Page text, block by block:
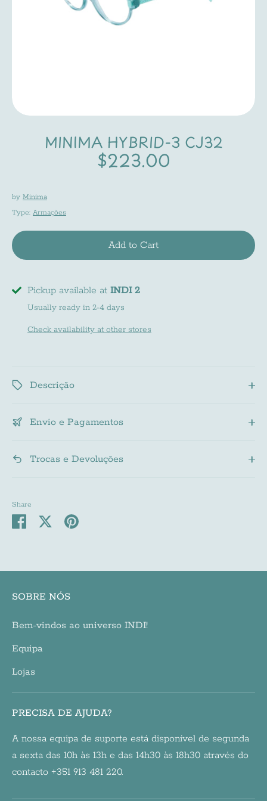
MINIMA HYBRID-3 CJ32
$223.00
by Minima
Type: Armações
Add to Cart
Pickup available at INDI 2
Usually ready in 2-4 days
Check availability at other stores
Descrição
Envio e Pagamentos
Trocas e Devoluções
Share
Share SharePin
SOBRE NÓS
Bem-vindos ao universo INDI!
Equipa
Lojas
PRECISA DE AJUDA?
A nossa equipa de suporte está disponível de segunda
a sexta das 10h às 13h e das 14h30 às 18h30 através do
contacto +351 913 481 220.